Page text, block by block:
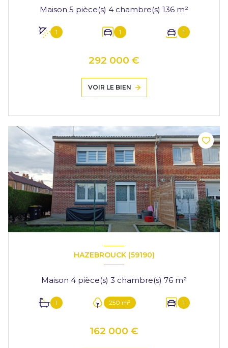
Maison 5 pièce(s) 4 chambre(s) 136 m²
1 1 1
292 000 €
VOIR LE BIEN
HAZEBROUCK (59190)
Maison 4 pièce(s) 3 chambre(s) 76 m²
1 250 m² 1
162 000 €